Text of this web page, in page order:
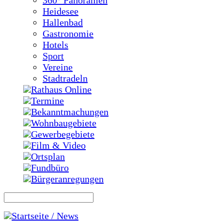
Heidesee
Hallenbad
Gastronomie
Hotels
Sport
Vereine
Stadtradeln
Rathaus Online
Termine
Bekanntmachungen
Wohnbaugebiete
Gewerbegebiete
Film & Video
Ortsplan
Fundbüro
Bürgeranregungen
Startseite / News